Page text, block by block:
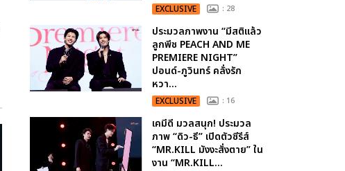
EXCLUSIVE : 28
ประมวลภาพงาน “มีสติแล้ว
ลูกพีช PEACH AND ME
PREMIERE NIGHT”
ปอนด์-ภูวินทร์ คลั่งรัก
หวา...
EXCLUSIVE : 16
เคมีดี มวลสนุก! ประมวล
ภาพ “ดิว-ธี” เปิดตัวซีรีส์
“MR.KILL มังงะสั่งตาย” ใน
งาน “MR.KILL...